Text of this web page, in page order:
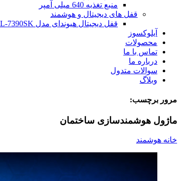
منبع تغذیه 640 میلی آمپر
قفل های دیجیتال و هوشمند
قفل دیجیتال هیوندای مدل HDL-7390SK
آیلوکسوز
محصولات
تماس با ما
درباره ما
سوالات متدول
وبلاگ
مرور برچسب:
ماژول هوشمندسازی ساختمان
خانه هوشمند